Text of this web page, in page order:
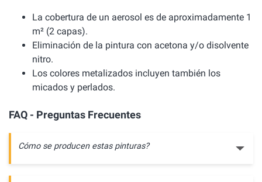
La cobertura de un aerosol es de aproximadamente 1
m² (2 capas).
Eliminación de la pintura con acetona y/o disolvente
nitro.
Los colores metalizados incluyen también los
micados y perlados.
FAQ - Preguntas Frecuentes
Cómo se producen estas pinturas?